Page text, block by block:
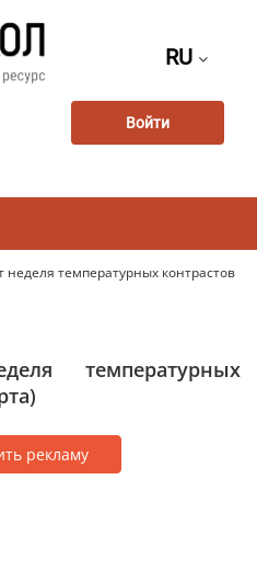
RU
Войти
неделя температурных контрастов
температурных
рекламу